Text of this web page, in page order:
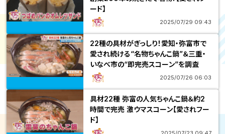
2025/07/29 09:43
ード】
2025/07/26 06:03
22種の具材がぎっしり！愛知・弥富市で
愛され続ける“名物ちゃんこ鍋”＆三重・
いなべ市の“即完売スコーン”を調査
具材22種 弥富の人気ちゃんこ鍋＆約2
時間で完売 激ウマスコーン【愛されフー
ド】